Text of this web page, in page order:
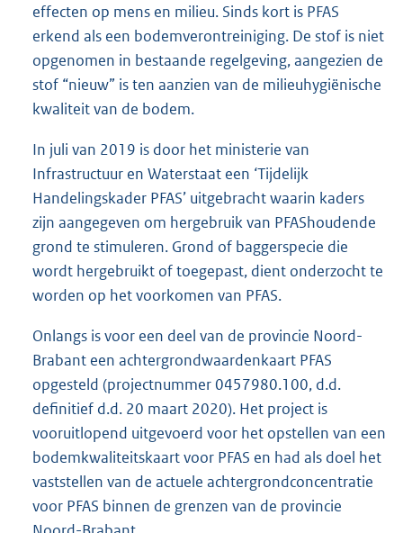
effecten op mens en milieu. Sinds kort is PFAS
erkend als een bodemverontreiniging. De stof is niet
opgenomen in bestaande regelgeving, aangezien de
stof “nieuw” is ten aanzien van de milieuhygiënische
kwaliteit van de bodem.
In juli van 2019 is door het ministerie van
Infrastructuur en Waterstaat een ‘Tijdelijk
Handelingskader PFAS’ uitgebracht waarin kaders
zijn aangegeven om hergebruik van PFAShoudende
grond te stimuleren. Grond of baggerspecie die
wordt hergebruikt of toegepast, dient onderzocht te
worden op het voorkomen van PFAS.
Onlangs is voor een deel van de provincie Noord-
Brabant een achtergrondwaardenkaart PFAS
opgesteld (projectnummer 0457980.100, d.d.
definitief d.d. 20 maart 2020). Het project is
vooruitlopend uitgevoerd voor het opstellen van een
bodemkwaliteitskaart voor PFAS en had als doel het
vaststellen van de actuele achtergrondconcentratie
voor PFAS binnen de grenzen van de provincie